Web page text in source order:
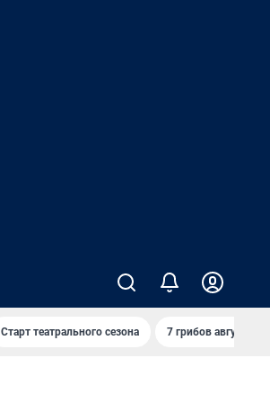
Старт театрального сезона 7 грибов августа